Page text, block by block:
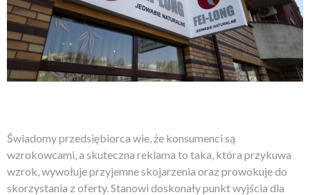
Świadomy przedsiębiorca wie, że konsumenci są
wzrokowcami, a skuteczna reklama to taka, która przykuwa
wzrok, wywołuje przyjemne skojarzenia oraz prowokuje do
skorzystania z oferty. Stanowi doskonały punkt wyjścia dla